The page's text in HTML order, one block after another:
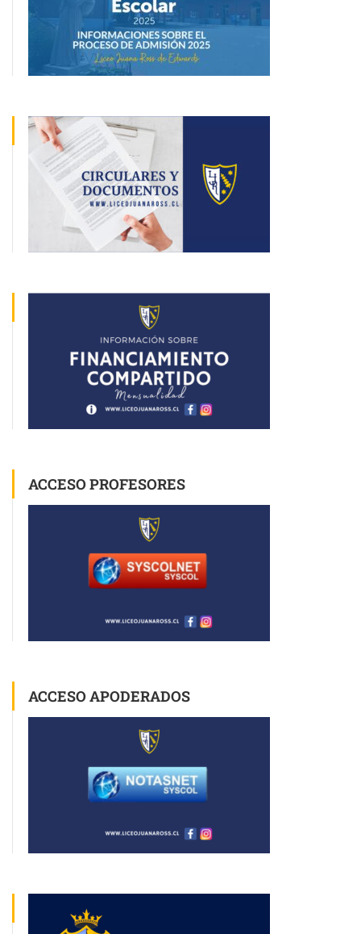
ACCESO PROFESORES
ACCESO APODERADOS